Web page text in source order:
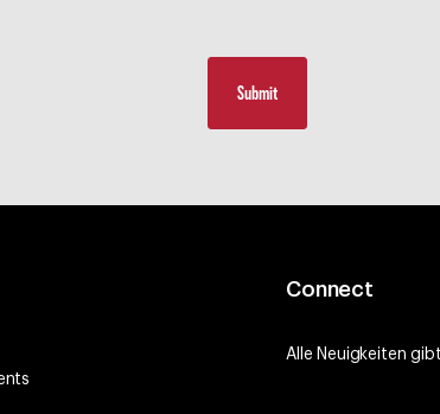
Connect
Alle Neuigkeiten